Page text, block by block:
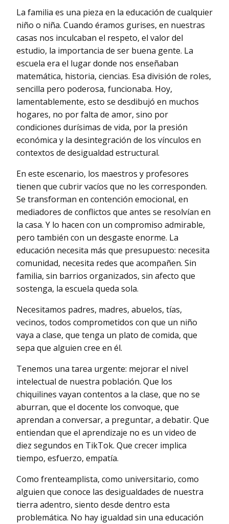
La familia es una pieza en la educación de cualquier
niño o niña. Cuando éramos gurises, en nuestras
casas nos inculcaban el respeto, el valor del
estudio, la importancia de ser buena gente. La
escuela era el lugar donde nos enseñaban
matemática, historia, ciencias. Esa división de roles,
sencilla pero poderosa, funcionaba. Hoy,
lamentablemente, esto se desdibujó en muchos
hogares, no por falta de amor, sino por
condiciones durísimas de vida, por la presión
económica y la desintegración de los vínculos en
contextos de desigualdad estructural.
En este escenario, los maestros y profesores
tienen que cubrir vacíos que no les corresponden.
Se transforman en contención emocional, en
mediadores de conflictos que antes se resolvían en
la casa. Y lo hacen con un compromiso admirable,
pero también con un desgaste enorme. La
educación necesita más que presupuesto: necesita
comunidad, necesita redes que acompañen. Sin
familia, sin barrios organizados, sin afecto que
sostenga, la escuela queda sola.
Necesitamos padres, madres, abuelos, tías,
vecinos, todos comprometidos con que un niño
vaya a clase, que tenga un plato de comida, que
sepa que alguien cree en él.
Tenemos una tarea urgente: mejorar el nivel
intelectual de nuestra población. Que los
chiquilines vayan contentos a la clase, que no se
aburran, que el docente los convoque, que
aprendan a conversar, a preguntar, a debatir. Que
entiendan que el aprendizaje no es un video de
diez segundos en TikTok. Que crecer implica
tiempo, esfuerzo, empatía.
Como frenteamplista, como universitario, como
alguien que conoce las desigualdades de nuestra
tierra adentro, siento desde dentro esta
problemática. No hay igualdad sin una educación